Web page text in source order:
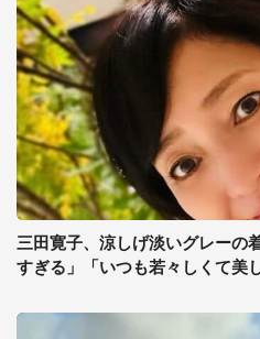
三田寛子、涼しげ淡いグレーの
すぎる」「いつも若々しくて美